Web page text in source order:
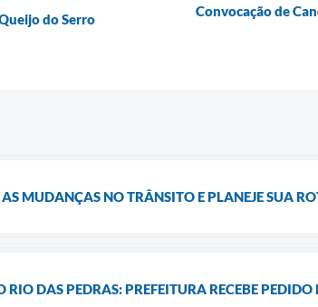
do Serro
Convocação de
MUDANÇAS NO TRÂNSITO E PLANEJE SUA
DAS PEDRAS: PREFEITURA RECEBE